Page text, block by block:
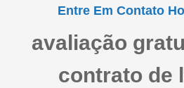
Entre Em Contato
avaliação
contrato de